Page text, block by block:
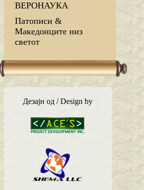
ВЕРОНАУКА
Патописи &
Македонците низ
светот
Дезајн од / Design by